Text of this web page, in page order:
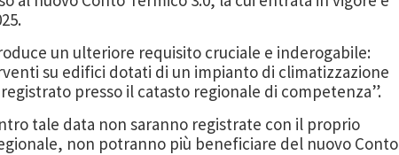
un ulteriore requisito cruciale e inderogabile:
su edifici dotati di un impianto di climatizzazione
presso il catasto regionale di competenza”.
tale data non saranno registrate con il proprio
non potranno più beneficiare del nuovo Conto